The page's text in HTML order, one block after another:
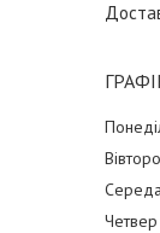
Середа
Четвер